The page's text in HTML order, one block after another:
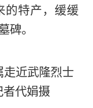
的特产，缓缓
。
近武隆烈士
代娟摄